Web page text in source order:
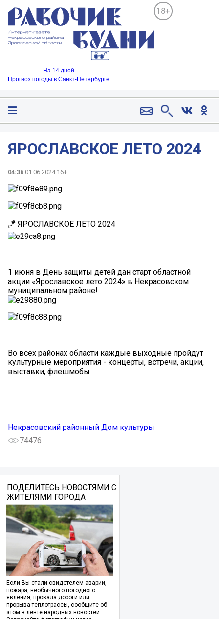
18+
На 14 дней
Прогноз погоды в Санкт-Петербурге
ЯРОСЛАВСКОЕ ЛЕТО 2024
04:36 01.06.2024 16+
🪁 ЯРОСЛАВСКОЕ ЛЕТО 2024
1 июня в День защиты детей дан старт областной
акции «Ярославское лето 2024» в Некрасовском
муниципальном районе!
Во всех районах области каждые выходные пройдут
культурные мероприятия - концерты, встречи, акции,
выставки, флешмобы
Некрасовский районный Дом культуры
74476
ПОДЕЛИТЕСЬ НОВОСТЯМИ С
ЖИТЕЛЯМИ ГОРОДА
Если Вы стали свидетелем аварии,
пожара, необычного погодного
явления, провала дороги или
прорыва теплотрассы, сообщите об
этом в ленте народных новостей.